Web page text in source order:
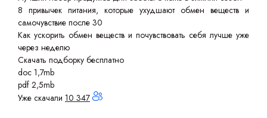
8 привычек питания, которые ухудшают обмен веществ и
самочувствие после 30
Как ускорить обмен веществ и почувствовать себя лучше уже
через неделю
Скачать подборку бесплатно
doc 1,7mb
pdf 2,5mb
Уже скачали 10 347